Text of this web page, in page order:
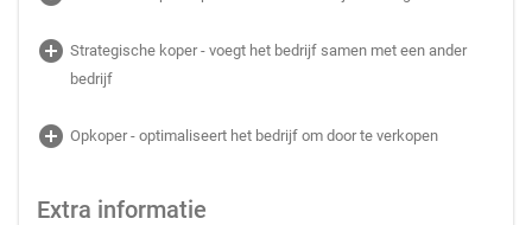
add_circle Strategische koper - voegt het bedrijf samen met een ander
bedrijf
add_circle Opkoper - optimaliseert het bedrijf om door te verkopen
Extra informatie